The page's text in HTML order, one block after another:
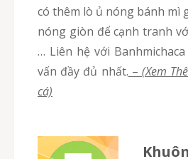
có thêm lò ủ nóng bánh mì
nóng giòn để cạnh tranh
… Liên hệ với
vấn đầy đủ nhất. –(Xem
cá)